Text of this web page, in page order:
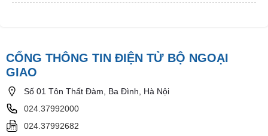
CỔNG THÔNG TIN ĐIỆN TỬ BỘ NGOẠI
GIAO
Số 01 Tôn Thất Đàm, Ba Đình, Hà Nội
024.37992000
024.37992682